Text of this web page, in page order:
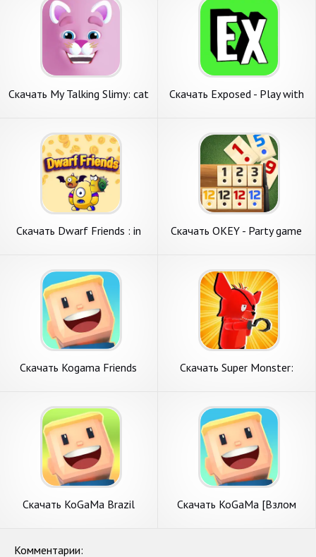
Скачать My Talking Slimy: cat
Скачать Exposed - Play with
Скачать Dwarf Friends : in
Скачать OKEY - Party game
на Андроид
Скачать Kogama Friends
Скачать Super Monster:
Андроид
Скачать KoGaMa Brazil
Скачать KoGaMa [Взлом
Комментарии: